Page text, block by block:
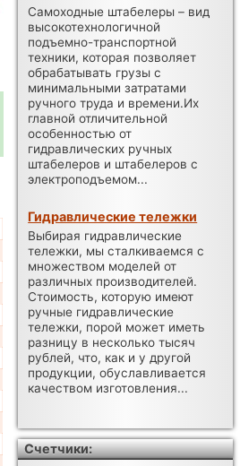
Самоходные штабелеры – вид
высокотехнологичной
подъемно-транспортной
техники, которая позволяет
обрабатывать грузы с
минимальными затратами
ручного труда и времени.Их
главной отличительной
особенностью от
гидравлических ручных
штабелеров и штабелеров с
электроподъемом...
Гидравлические тележки
Выбирая гидравлические
тележки, мы сталкиваемся с
множеством моделей от
различных производителей.
Стоимость, которую имеют
ручные гидравлические
тележки, порой может иметь
разницу в несколько тысяч
рублей, что, как и у другой
продукции, обуславливается
качеством изготовления...
Счетчики: